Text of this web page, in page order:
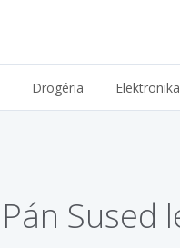
Drogéria Elektronika
Pán Sused